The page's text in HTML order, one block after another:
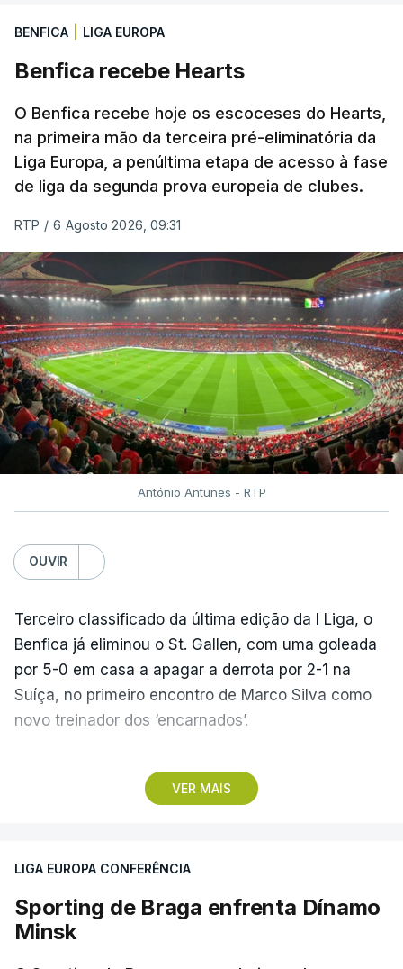
BENFICA LIGA EUROPA
Benfica recebe Hearts
O Benfica recebe hoje os escoceses do Hearts,
na primeira mão da terceira pré-eliminatória da
Liga Europa, a penúltima etapa de acesso à fase
de liga da segunda prova europeia de clubes.
RTP / 6 Agosto 2026, 09:31
António Antunes - RTP
OUVIR
VER MAIS
Terceiro classificado da última edição da I Liga, o
Benfica já eliminou o St. Gallen, com uma goleada
por 5-0 em casa a apagar a derrota por 2-1 na
Suíça, no primeiro encontro de Marco Silva como
novo treinador dos ‘encarnados’.
Pela frente, as ‘águias’ vão ter agora o vice-
campeão escocês, que tem o português Cláudio
de serem eliminados pelos austríacos do Sturm
Graz, com um agregado de 6-0.
LIGA EUROPA CONFERÊNCIA
Sporting de Braga enfrenta Dínamo
Minsk